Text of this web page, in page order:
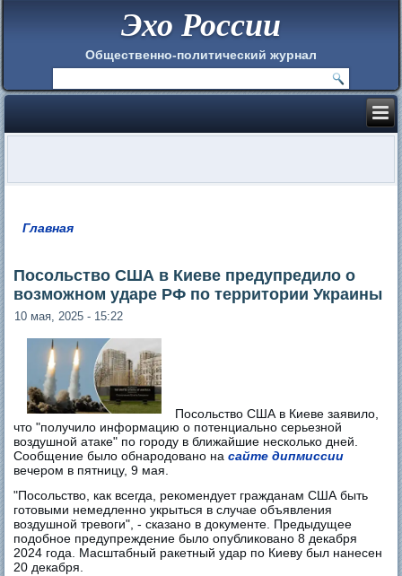
Эхо России
Общественно-политический журнал
Главная
Посольство США в Киеве предупредило о
возможном ударе РФ по территории Украины
10 мая, 2025 - 15:22
Посольство США в Киеве заявило,
что "получило информацию о потенциально серьезной
воздушной атаке" по городу в ближайшие несколько дней.
Сообщение было обнародовано насайте дипмиссии
вечером в пятницу, 9 мая.
"Посольство, как всегда, рекомендует гражданам США быть
готовыми немедленно укрыться в случае объявления
воздушной тревоги", - сказано в документе. Предыдущее
подобное предупреждение было опубликовано 8 декабря
2024 года. Масштабный ракетный удар по Киеву был нанесен
20 декабря.